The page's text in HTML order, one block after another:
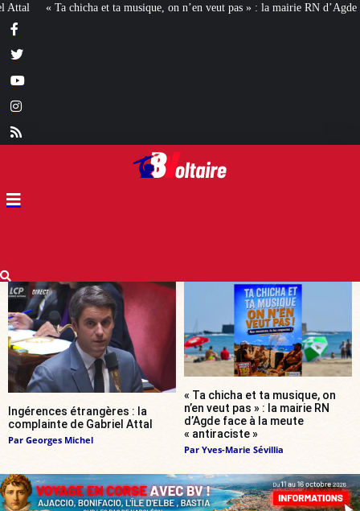
n’en veut pas » : la mairie RN d’Agde face à la meute « antiraciste » La
Ingérences étrangères : la
complainte de Gabriel Attal
Par Georges Michel
« Ta chicha et ta musique, on
n’en veut pas » : la mairie RN
d’Agde face à la meute
« antiraciste »
Par Yves-Marie Sévillia